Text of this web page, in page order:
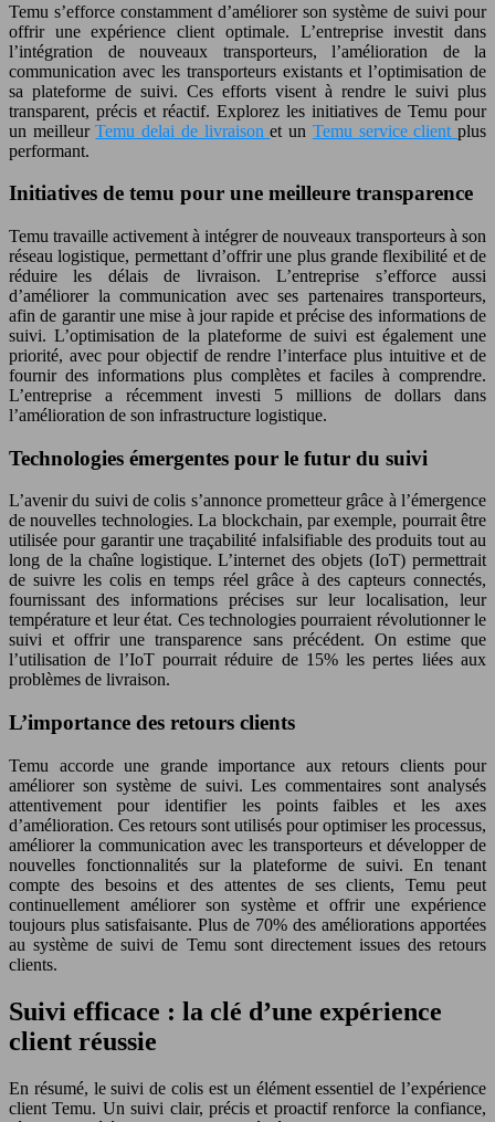
Temu s’efforce constamment d’améliorer son système de suivi pour
offrir une expérience client optimale. L’entreprise investit dans
l’intégration de nouveaux transporteurs, l’amélioration de la
communication avec les transporteurs existants et l’optimisation de
sa plateforme de suivi. Ces efforts visent à rendre le suivi plus
transparent, précis et réactif. Explorez les initiatives de Temu pour
un meilleurTemu delai de livraisonet un Temu service clientplus
performant.
Initiatives de temu pour une meilleure transparence
Temu travaille activement à intégrer de nouveaux transporteurs à son
réseau logistique, permettant d’offrir une plus grande flexibilité et de
réduire les délais de livraison. L’entreprise s’efforce aussi
d’améliorer la communication avec ses partenaires transporteurs,
afin de garantir une mise à jour rapide et précise des informations de
suivi. L’optimisation de la plateforme de suivi est également une
priorité, avec pour objectif de rendre l’interface plus intuitive et de
fournir des informations plus complètes et faciles à comprendre.
L’entreprise a récemment investi 5 millions de dollars dans
l’amélioration de son infrastructure logistique.
Technologies émergentes pour le futur du suivi
L’avenir du suivi de colis s’annonce prometteur grâce à l’émergence
de nouvelles technologies. La blockchain, par exemple, pourrait être
utilisée pour garantir une traçabilité infalsifiable des produits tout au
long de la chaîne logistique. L’internet des objets (IoT) permettrait
de suivre les colis en temps réel grâce à des capteurs connectés,
fournissant des informations précises sur leur localisation, leur
température et leur état. Ces technologies pourraient révolutionner le
suivi et offrir une transparence sans précédent. On estime que
l’utilisation de l’IoT pourrait réduire de 15% les pertes liées aux
problèmes de livraison.
L’importance des retours clients
Temu accorde une grande importance aux retours clients pour
améliorer son système de suivi. Les commentaires sont analysés
attentivement pour identifier les points faibles et les axes
d’amélioration. Ces retours sont utilisés pour optimiser les processus,
améliorer la communication avec les transporteurs et développer de
nouvelles fonctionnalités sur la plateforme de suivi. En tenant
compte des besoins et des attentes de ses clients, Temu peut
continuellement améliorer son système et offrir une expérience
toujours plus satisfaisante. Plus de 70% des améliorations apportées
au système de suivi de Temu sont directement issues des retours
clients.
Suivi efficace : la clé d’une expérience
client réussie
En résumé, le suivi de colis est un élément essentiel de l’expérience
client Temu. Un suivi clair, précis et proactif renforce la confiance,